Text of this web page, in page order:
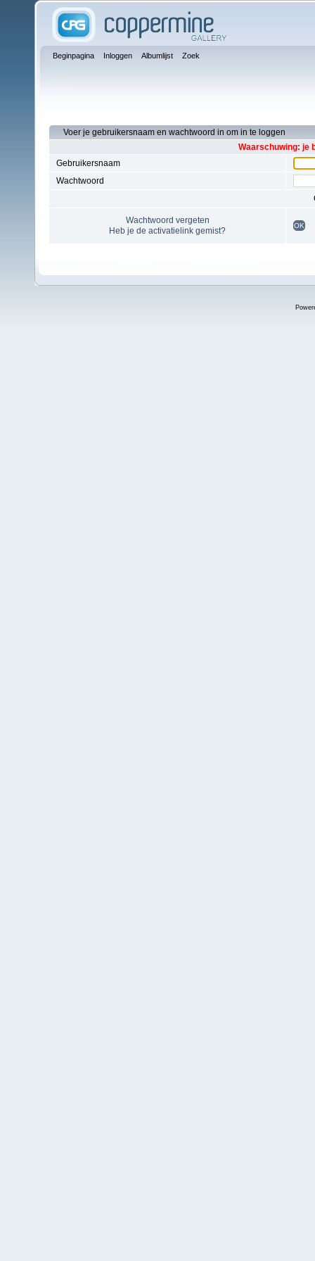
Beginpagina Inloggen Albumlijst Zoek
Voer je gebruikersnaam en wachtwoord in om in te loggen
Waarschuwing: je
Gebruikersnaam
Wachtwoord
Wachtwoord vergeten
Heb je de activatielink gemist?
OK